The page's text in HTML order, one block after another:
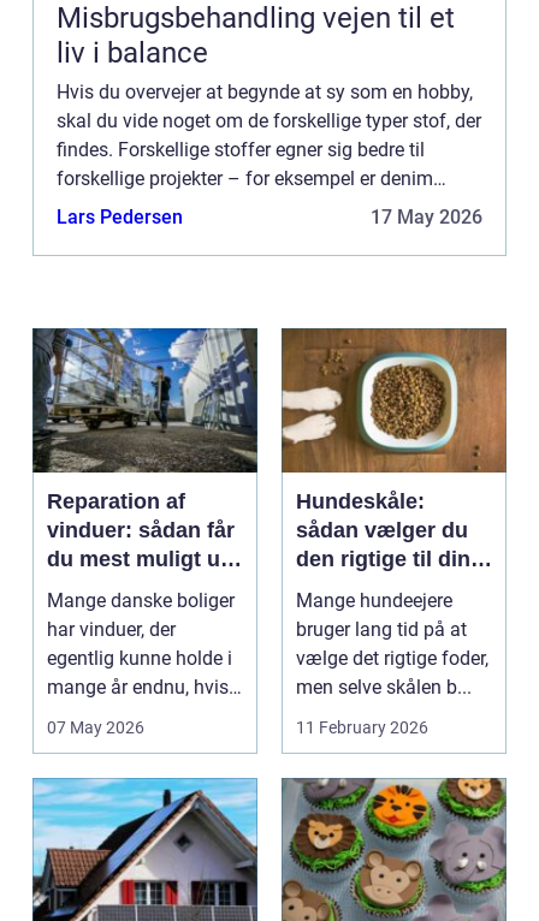
Misbrugsbehandling vejen til et
liv i balance
Hvis du overvejer at begynde at sy som en hobby,
skal du vide noget om de forskellige typer stof, der
findes. Forskellige stoffer egner sig bedre til
forskellige projekter – for eksempel er denim
perfekt til at lave jeans, mens bomuldsjersey er...
Lars Pedersen 17 May 2026
Reparation af
vinduer: sådan får
du mest muligt ud
af dine gamle
rammer
Mange danske boliger
har vinduer, der
egentlig kunne holde i
mange år endnu, hvis
de fik den r...
07 May 2026
Hundeskåle:
sådan vælger du
den rigtige til din
hund
Mange hundeejere
bruger lang tid på at
vælge det rigtige foder,
men selve skålen b...
11 February 2026